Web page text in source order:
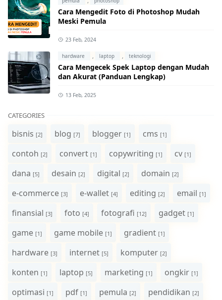
Cara Mengedit Foto di Photoshop Mudah
Meski Pemula
23 Feb, 2024
hardware , laptop , teknologi
Cara Mengecek Spek Laptop dengan Mudah
dan Akurat (Panduan Lengkap)
13 Feb, 2025
CATEGORIES
bisnis [2] blog [7] blogger [1] cms [1]
contoh [2] convert [1] copywriting [1] cv [1]
dana [5] desain [2] digital [2] domain [2]
e-commerce [3] e-wallet [4] editing [2] email [1]
finansial [3] foto [4] fotografi [12] gadget [1]
game [1] game mobile [1] gradient [1]
hardware [3] internet [5] komputer [2]
konten [1] laptop [5] marketing [1] ongkir [1]
optimasi [1] pdf [1] pemula [2] pendidikan [2]